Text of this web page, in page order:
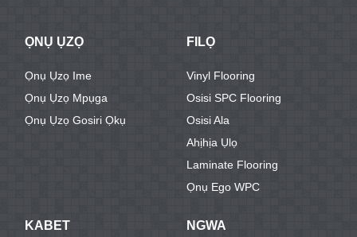
ỌNỤ ỤZỌ
Ọnụ Ụzọ Ime
Ọnụ Ụzọ Mpụga
Ọnụ Ụzọ Gosiri Ọkụ
FILỌ
Vinyl Flooring
Osisi SPC Flooring
Osisi Ala
Ahịhịa Ụlọ
Laminate Flooring
Ọnụ Ego WPC
KABET NGWA